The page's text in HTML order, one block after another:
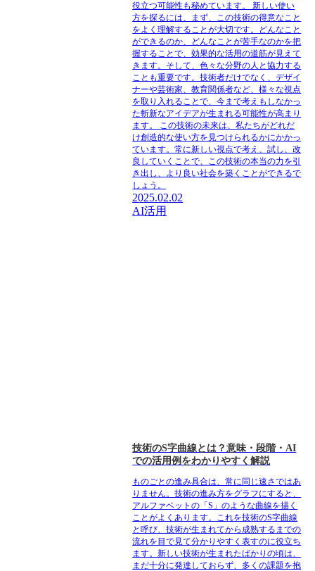
役立つ可能性も秘めています。 新しい使い
方を探るには、まず、この技術の得意なこと
をよく理解することが大切です。どんなこと
ができるのか、どんなことが苦手なのかを把
握することで、効果的な活用の道筋が見えて
きます。そして、色々な分野の人と協力する
ことも重要です。技術者だけでなく、デザイ
ナーや芸術家、教育関係者など、様々な視点
を取り入れることで、今まで考えもしなかっ
た斬新なアイデアが生まれる可能性が高まり
ます。 この技術の未来は、私たちがどれだ
け創造的な使い方を見つけられるかにかかっ
ています。常に新しい視点で考え、試し、改
良していくことで、この技術の本当の力を引
き出し、より良い社会を築くことができるで
しょう。
2025.02.02
AI活用
技術のS字曲線とは？意味・段階・AI
での活用例をわかりやすく解説
ものごとの進み具合は、常に同じ速さではあ
りません。技術の進み方をグラフにすると、
アルファベットの「S」のような曲線を描く
ことがよくあります。これを技術のS字曲線
と呼び、技術が生まれてから成熟するまでの
流れを目で見て分かりやすく表すのに役立ち
ます。新しい技術が生まれたばかりの頃は、
まだ十分に発達しておらず、多くの課題を抱